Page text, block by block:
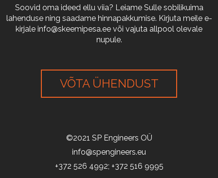
Soovid oma ideed ellu viia? Leiame Sulle sobilikuima
lahenduse ning saadame hinnapakkumise. Kirjuta meile e-
kirjale info@skeemipesa.ee või vajuta allpool olevale
nupule.
VÕTA ÜHENDUST
©2021 SP Engineers OÜ
info@spengineers.eu
+372 526 4992; +372 516 9995